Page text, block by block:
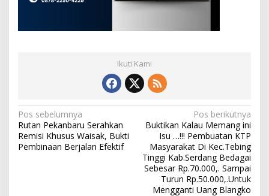
Ikuti Kami
N
a
v
Pos sebelumnya
Rutan Pekanbaru Serahkan
Remisi Khusus Waisak, Bukti
Pembinaan Berjalan Efektif
Pos berikutnya
Buktikan Kalau Memang ini
Isu …!!! Pembuatan KTP
Masyarakat Di Kec.Tebing
Tinggi Kab.Serdang Bedagai
Sebesar Rp.70.000,. Sampai
Turun Rp.50.000,.Untuk
Mengganti Uang Blangko